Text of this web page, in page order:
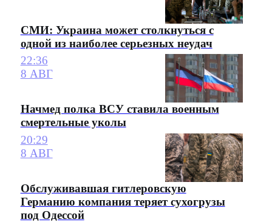
СМИ: Украина может столкнуться с
одной из наиболее серьезных неудач
22:36
8 АВГ
Начмед полка ВСУ ставила военным
смертельные уколы
20:29
8 АВГ
Обслуживавшая гитлеровскую
Германию компания теряет сухогрузы
под Одессой